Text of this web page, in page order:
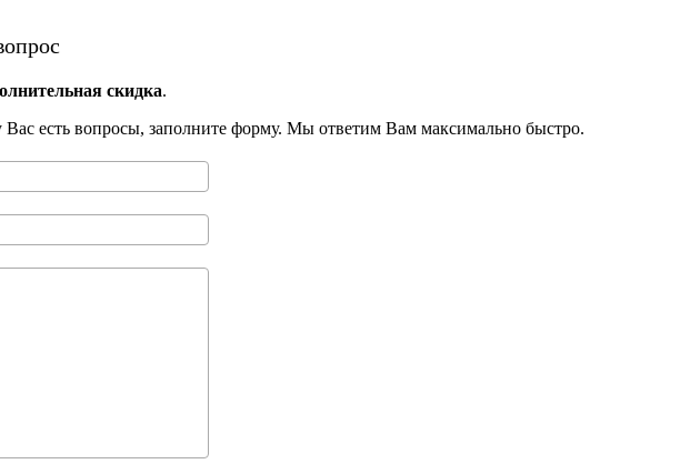
скидка.
есть вопросы, заполните форму. Мы ответим Вам максимально быстро.